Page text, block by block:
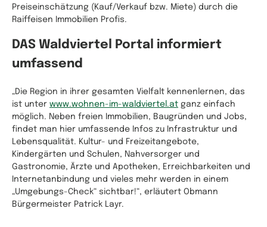
Preiseinschätzung (Kauf/Verkauf bzw. Miete) durch die
Raiffeisen Immobilien Profis.
DAS Waldviertel Portal informiert
umfassend
„Die Region in ihrer gesamten Vielfalt kennenlernen, das
ist unter www.wohnen-im-waldviertel.at ganz einfach
möglich. Neben freien Immobilien, Baugründen und Jobs,
findet man hier umfassende Infos zu Infrastruktur und
Lebensqualität. Kultur- und Freizeitangebote,
Kindergärten und Schulen, Nahversorger und
Gastronomie, Ärzte und Apotheken, Erreichbarkeiten und
Internetanbindung und vieles mehr werden in einem
„Umgebungs-Check“ sichtbar!“, erläutert Obmann
Bürgermeister Patrick Layr.